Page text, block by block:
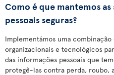
Como é que mantemos
pessoais seguras?
Implementámos uma
organizacionais e tecnológicos
das informações pessoais que
protegê-las contra perda, roubo,